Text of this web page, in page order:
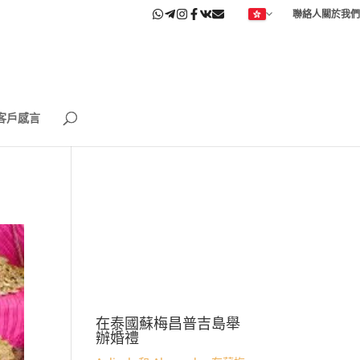
聯絡人關於我們
戶感言
在泰國蘇梅昌普吉島舉
辦婚禮